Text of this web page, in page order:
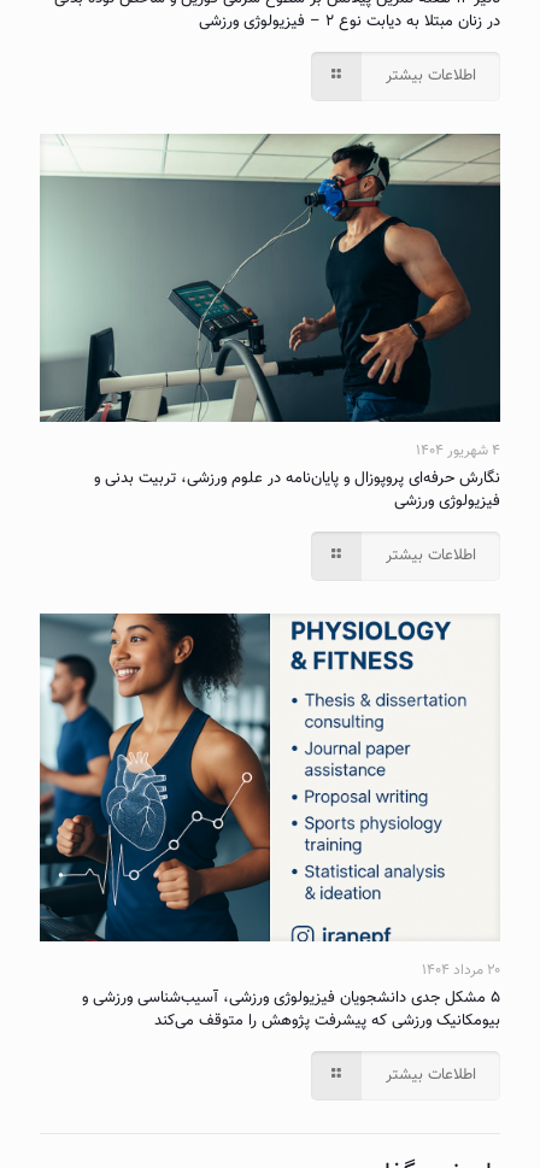
در زنان مبتلا به دیابت نوع ۲ – فیزیولوژی ورزشی
اطلاعات بیشتر
۴ شهریور ۱۴۰۴
نگارش حرفه‌ای پروپوزال و پایان‌نامه در علوم ورزشی، تربیت بدنی و
فیزیولوژی ورزشی
اطلاعات بیشتر
۲۰ مرداد ۱۴۰۴
۵ مشکل جدی دانشجویان فیزیولوژی ورزشی، آسیب‌شناسی ورزشی و
بیومکانیک ورزشی که پیشرفت پژوهش را متوقف می‌کند
اطلاعات بیشتر